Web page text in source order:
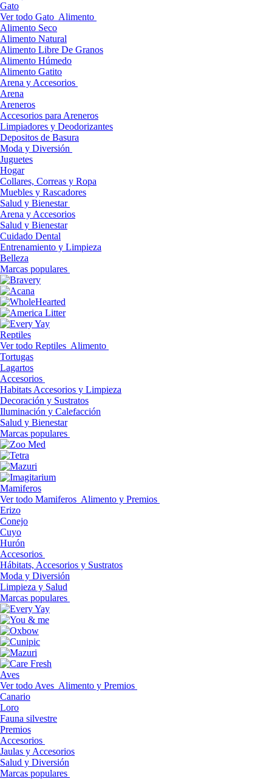
Gato
Ver todo Gato Alimento
Alimento Seco
Alimento Natural
Alimento Libre De Granos
Alimento Húmedo
Alimento Gatito
Arena y Accesorios
Arena
Areneros
Accesorios para Areneros
Limpiadores y Deodorizantes
Depositos de Basura
Moda y Diversión
Juguetes
Hogar
Collares, Correas y Ropa
Muebles y Rascadores
Salud y Bienestar
Arena y Accesorios
Salud y Bienestar
Cuidado Dental
Entrenamiento y Limpieza
Belleza
Marcas populares
Reptiles
Ver todo Reptiles Alimento
Tortugas
Lagartos
Accesorios
Habitats Accesorios y Limpieza
Decoración y Sustratos
Iluminación y Calefacción
Salud y Bienestar
Marcas populares
Mamiferos
Ver todo Mamiferos Alimento y Premios
Erizo
Conejo
Cuyo
Hurón
Accesorios
Hábitats, Accesorios y Sustratos
Moda y Diversión
Limpieza y Salud
Marcas populares
Aves
Ver todo Aves Alimento y Premios
Canario
Loro
Fauna silvestre
Premios
Accesorios
Jaulas y Accesorios
Salud y Diversión
Marcas populares